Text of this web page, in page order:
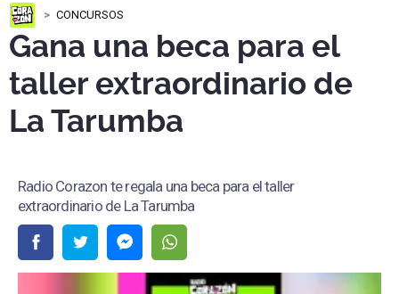
CONCURSOS
Gana una beca para el
taller extraordinario de
La Tarumba
Radio Corazon te regala una beca para el taller
extraordinario de La Tarumba